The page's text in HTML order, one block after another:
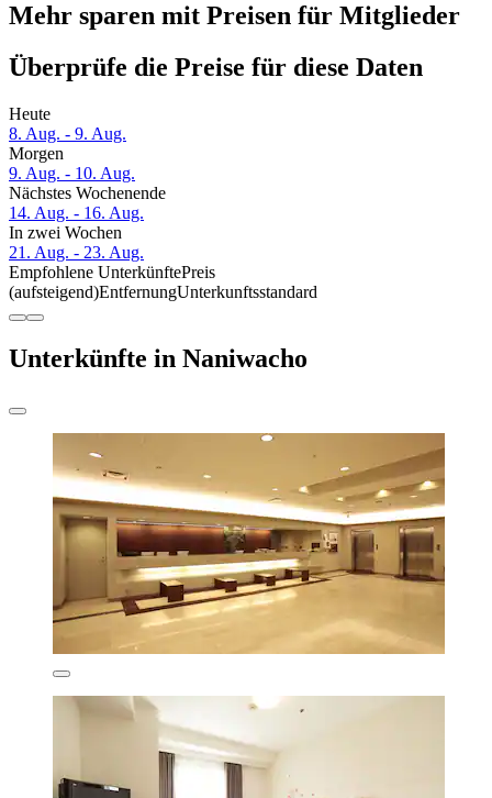
Mehr sparen mit Preisen für Mitglieder
Überprüfe die Preise für diese Daten
Heute
8. Aug. - 9. Aug.
Morgen
9. Aug. - 10. Aug.
Nächstes Wochenende
14. Aug. - 16. Aug.
In zwei Wochen
21. Aug. - 23. Aug.
Empfohlene UnterkünftePreis
(aufsteigend)EntfernungUnterkunftsstandard
Unterkünfte in Naniwacho